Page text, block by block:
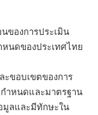
ของการประเมิน
นดของประเทศไทย
ขอบเขตของการ
ำหนดและมาตรฐาน
มูลและมีทักษะใน